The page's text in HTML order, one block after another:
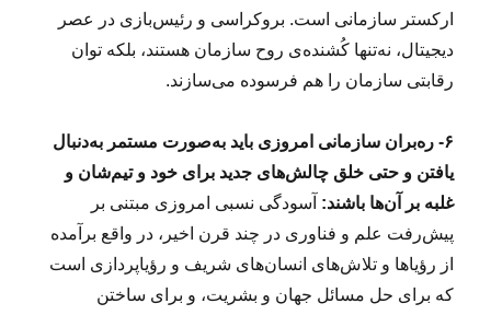
ارکستر سازمانی است. بروکراسی و رئیس‌بازی در عصر
دیجیتال، نه‌تنها کُشنده‌ی روح سازمان هستند، بلکه توان
رقابتی سازمان را هم فرسوده می‌سازند.
۶- ره‌بران سازمانی امروزی باید به‌صورت مستمر به‌دنبال
یافتن و حتی خلق چالش‌های جدید برای خود و تیم‌شان و
غلبه بر آن‌ها باشند: آسودگی نسبی امروزی مبتنی بر
پیش‌رفت علم و فناوری در چند قرن اخیر، در واقع برآمده
از رؤیاها و تلاش‌های انسان‌های شریف و رؤیاپردازی است
که برای حل مسائل جهان و بشریت، و برای ساختن